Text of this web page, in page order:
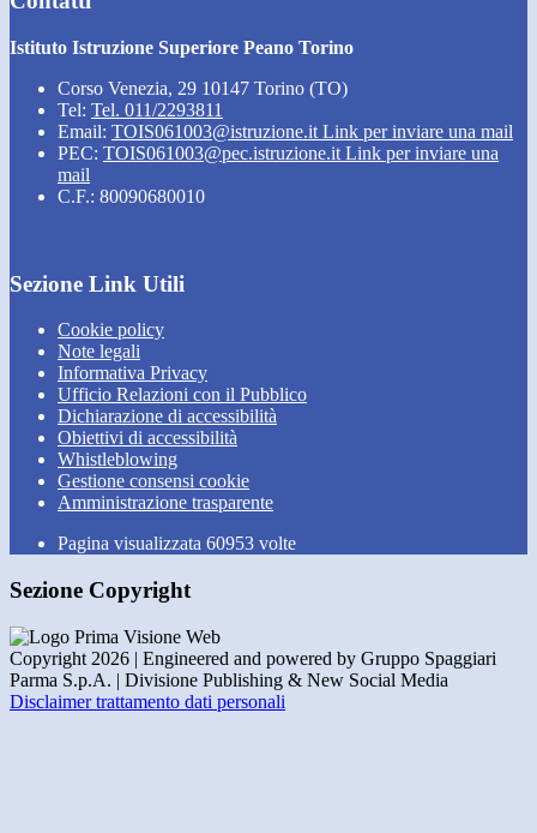
Istituto Istruzione Superiore Peano Torino
Corso Venezia, 29 10147 Torino (TO)
Tel: Tel. 011/2293811
Email: TOIS061003@istruzione.it Link per inviare una mail
PEC: TOIS061003@pec.istruzione.it Link per inviare una
mail
C.F.: 80090680010
Sezione Link Utili
Cookie policy
Note legali
Informativa Privacy
Ufficio Relazioni con il Pubblico
Dichiarazione di accessibilità
Obiettivi di accessibilità
Whistleblowing
Gestione consensi cookie
Amministrazione trasparente
Pagina visualizzata 60953 volte
Sezione Copyright
Copyright 2026 | Engineered and powered by Gruppo Spaggiari
Parma S.p.A. | Divisione Publishing & New Social Media
Disclaimer trattamento dati personali